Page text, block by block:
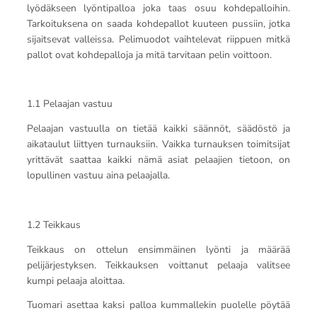
lyödäkseen lyöntipalloa joka taas osuu kohdepalloihin.
Tarkoituksena on saada kohdepallot kuuteen pussiin, jotka
sijaitsevat valleissa. Pelimuodot vaihtelevat riippuen mitkä
pallot ovat kohdepalloja ja mitä tarvitaan pelin voittoon.
1.1 Pelaajan vastuu
Pelaajan vastuulla on tietää kaikki säännöt, säädöstö ja
aikataulut liittyen turnauksiin. Vaikka turnauksen toimitsijat
yrittävät saattaa kaikki nämä asiat pelaajien tietoon, on
lopullinen vastuu aina pelaajalla.
1.2 Teikkaus
Teikkaus on ottelun ensimmäinen lyönti ja määrää
pelijärjestyksen. Teikkauksen voittanut pelaaja valitsee
kumpi pelaaja aloittaa.
Tuomari asettaa kaksi palloa kummallekin puolelle pöytää